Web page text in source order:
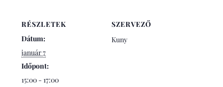
RÉSZLETEK
Dátum:
január 7
Időpont:
15:00 - 17:00
SZERVEZŐ
Kuny